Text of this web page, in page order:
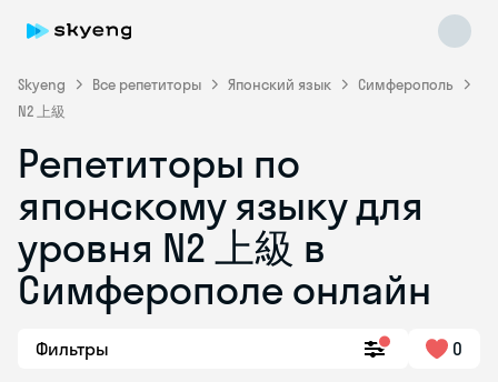
Skyeng Все репетиторы Японский язык
Симферополь
N2 上級
Репетиторы по
японскому языку для
уровня N2 上級 в
Симферополе онлайн
Фильтры 0
online